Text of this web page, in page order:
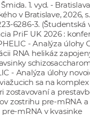
1. vyd. -
v Bratislave, 2026,
6286-3. (Študentská
PriF UK 2026 :
- Analýza úlohy
RNA helikáz
- Analýza úlohy
sa na
zostavovaní a
zostrihu pre-mRNA
mRNA v kvasinke